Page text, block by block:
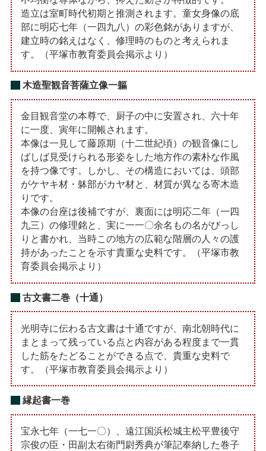
造立は室町時代初期と推測されます。童女身像の底
部に明応七年（一四九八）の彩色銘がありますが、
建立時の銘えはなく、修理時のものと考えられま
す。（平塚市教育委員会掲示より）
木造聖観音菩薩立像一軀
金目観音堂の本尊で、厨子の中に安置され、六十年
に一度、寅年に開帳されます。
本像は一見して藤原期（十二世紀頃）の観音像にし
ばしば見受けられる形姿をした地方作の素朴な作風
を持つ像です。しかし、その構造においては、頭部
がケヤキ材・躰部がカヤ材と、材質が異なる寄木造
りです。
本像の台座は後補ですが、裏面には明応二年（一四
九三）の修理銘と、実に一一〇余名もの名がびっし
りと書かれ、当時この地方の広範な階層の人々の護
持があったことを示す貴重な史料です。（平塚市教
育委員会掲示より）
古文書二巻（十通）
光明寺に伝わる古文書は十通ですが、南北朝時代に
まとまって残っている点と内容がある程度まで一貫
した筋をたどることができる点で、貴重な史料で
す。（平塚市教育委員会掲示より）
縁起書一巻
宝永七年（一七一〇）、遠江国浜松城主松平豊後守
宗俊の臣・田副太右衛門尉秀典が筆記奉納した巻子